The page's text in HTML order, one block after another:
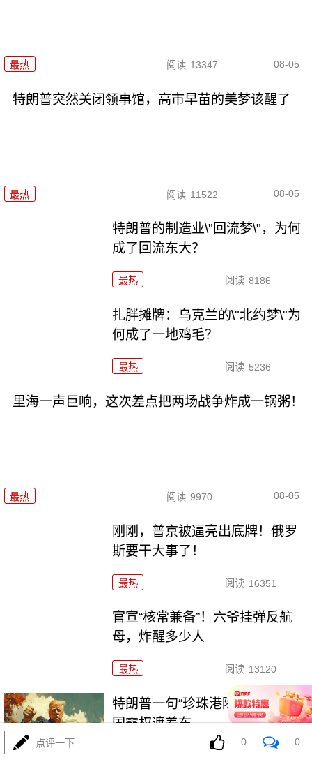
最热 阅读 13347 08-05
特朗普突然关闭领事馆，高市早苗的美梦该醒了
最热 阅读 11522 08-05
特朗普的制造业\"回流梦\"，为何
成了回流东大？
最热 阅读 8186
扎胖摊牌：乌克兰的\"北约梦\"为
何成了一地鸡毛？
最热 阅读 5236
里海一声巨响，这次差点把两场战争炸成一锅粥！
最热 阅读 9970 08-05
刚刚，普京被逼亮出底牌！俄罗
斯要干大事了！
最热 阅读 16351
官宣“核常兼备”！六爷挂弹反航
母，炸醒多少人
最热 阅读 13120
特朗普一句“珍珠港除外”，撕开美
国霸权遮羞布
最热
点评一下 0 0